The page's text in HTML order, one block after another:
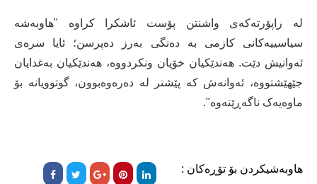
لە راپۆرتەکەی واشنتن پۆست ئاشکرا کراوە "هاوبەشە
سیاسییەکانی کازمی بە دەنگی بەرز دەپرسن؛ ئایا سرەی
ئەوانیش دێت. هەندێکیان خۆیان ونکردووە، هەندێکیان بەغدایان
جێهێشتووە، ئەوانەش کە پێشتر لە دەرەوەبوون، گوتوویانە بۆ
ماوەیەک ناگەڕێنەوە".
هاوبەشیکردن بۆ تۆڕەکان :